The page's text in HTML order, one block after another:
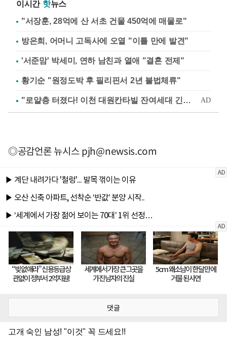
이시간 핫뉴스
"서장훈, 28억에 산 서초 건물 450억에 매물로"
방은희, 어머니 고독사에 오열 "이틀 만에 발견"
'서준맘' 박세미, 연하 남친과 열애 "결혼 전제"
황기순 "원정도박 후 필리핀서 2년 불법체류"
◎공감언론 뉴시스pjh@newsis.com
댓글